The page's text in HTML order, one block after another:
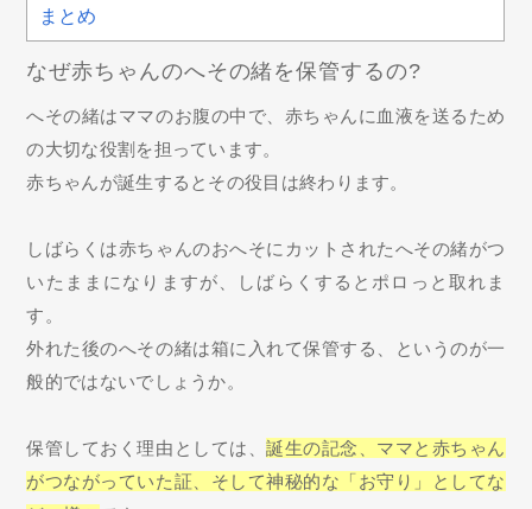
まとめ
なぜ赤ちゃんのへその緒を保管するの?
へその緒はママのお腹の中で、赤ちゃんに血液を送るため
の大切な役割を担っています。
赤ちゃんが誕生するとその役目は終わります。
しばらくは赤ちゃんのおへそにカットされたへその緒がつ
いたままになりますが、しばらくするとポロっと取れま
す。
外れた後のへその緒は箱に入れて保管する、というのが一
般的ではないでしょうか。
保管しておく理由としては、誕生の記念、ママと赤ちゃん
がつながっていた証、そして神秘的な「お守り」としてな